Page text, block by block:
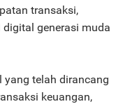
transaksi,
generasi muda
yang telah dirancang
keuangan,